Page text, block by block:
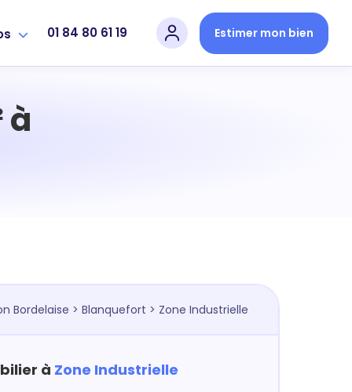
01 84 80 61 19 Estimer mon bien
à
Bordelaise > Blanquefort > Zone Industrielle
à Zone Industrielle